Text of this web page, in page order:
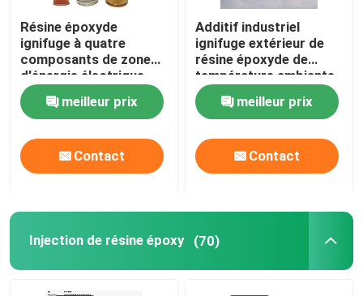
Résine époxyde
ignifuge à quatre
composants de zone
d'énergie électrique
pour CT/PT
meilleur prix
Contact
Additif industriel
ignifuge extérieur de
résine époxyde de
température ambiante
meilleur prix
Contact
Injection de résine époxy (70)